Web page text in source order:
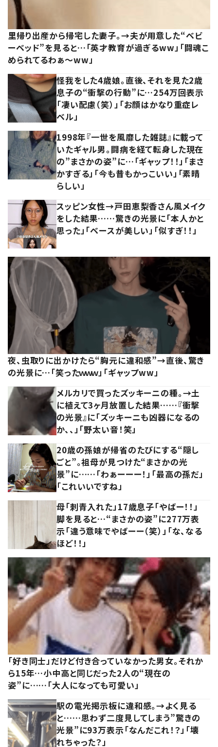
里帰り出産から帰宅した妻子。→夫が用意した“ベビ
ーベッド”を見ると…「英才教育が過ぎるww」「闘魂こ
められてるわぁ～ww」
怪我をした4歳娘。直後、それを見た2歳
息子の“衝撃の行動”に…254万回表示
「凄い配慮（笑）」「お顔はかなり重症レ
ベル」
1998年『一世を風靡した雑誌』に載って
いたギャル男。闘病を経て転身した現在
の”まさかの姿”に…「ギャップ！！」「まさ
かすぎる」「今も昔もかっこいい」「素晴
らしい」
スッピン女性→戸田恵梨香さん風メイク
をした結果……驚きの光景に「本人かと
思った」「ベースが美しい」「似すぎ！！」
夜、虫取りに出かけたら“胸元に違和感”→直後、驚き
の光景に…「笑ったｗｗｗ」「ギャップww」
メルカリで買ったズッキーニの種。→土
に植えて3ヶ月放置した結果……『衝撃
の光景』に「ズッキーニも凶器になるの
か、、」「野太い音！笑」
20歳の孫娘が帰省のたびにする“隠し
ごと”。祖母が見つけた“まさかの光
景”に……「わぁーーー！」「最高の孫だ」
「これいいですね」
母「刺青入れた」17歳息子「やばー！！」
脚を見ると…“まさかの姿”に277万表
示「違う意味でやばーー（笑）」「な、なる
ほど！！」
「好き同士」だけど付き合っていなかった男女。それか
ら15年…小中高と同じだった2人の“現在の
姿”に……「大人になっても可愛い」
駅の電光掲示板に違和感。→よく見る
と……思わず二度見してしまう”驚きの
光景”に93万表示「なんだこれ！？」「壊
れちゃった？」